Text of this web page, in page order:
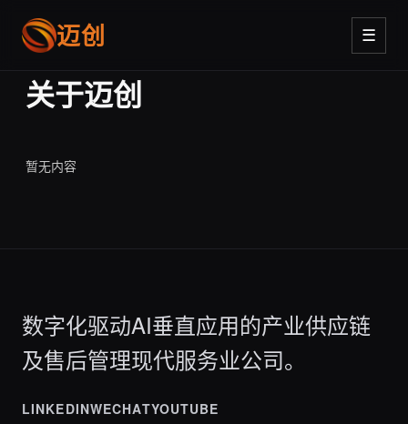
迈创 ☰
关于迈创
暂无内容
数字化驱动AI垂直应用的产业供应链
及售后管理现代服务业公司。
LINKEDINWECHATYOUTUBE